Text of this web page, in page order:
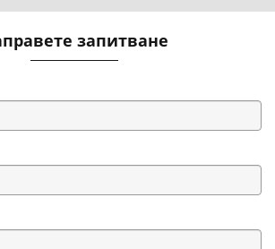
запитване